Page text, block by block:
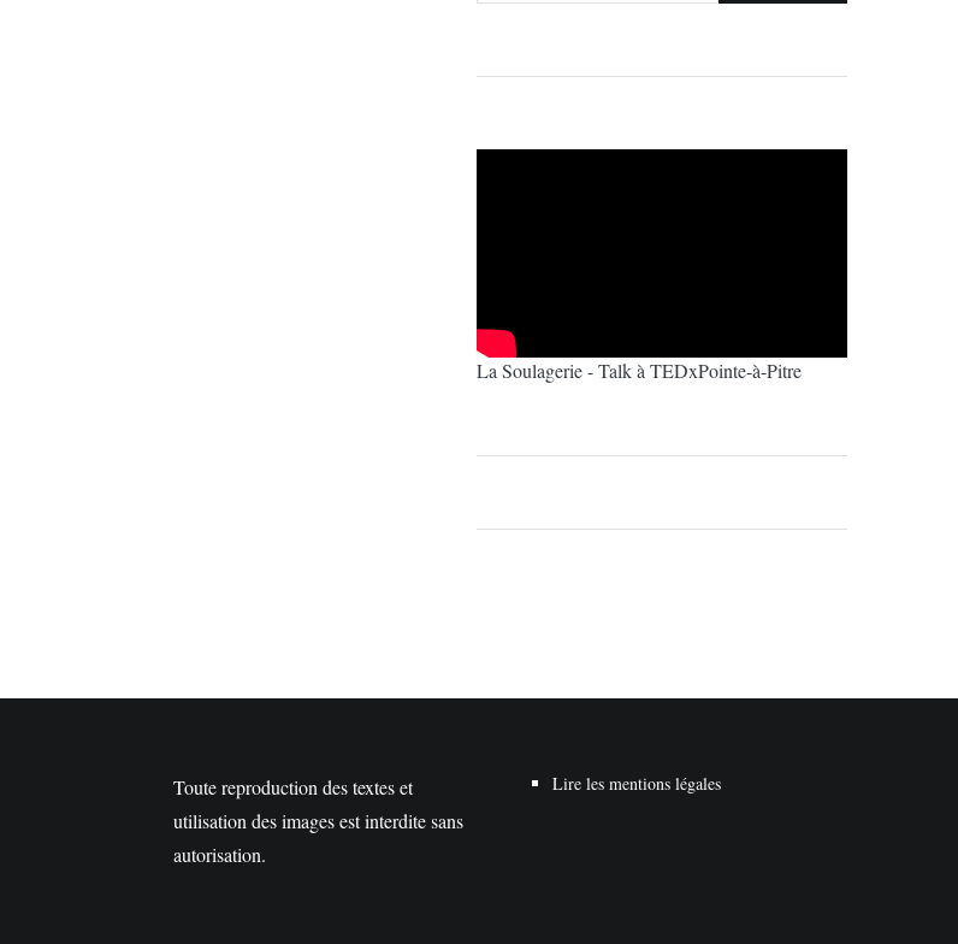
La Soulagerie - Talk à TEDxPointe-à-Pitre
Toute reproduction des textes et
utilisation des images est interdite sans
autorisation.
Lire les mentions légales